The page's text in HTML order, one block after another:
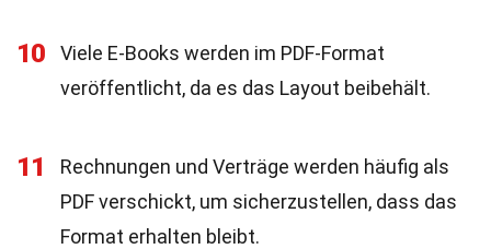
10
Viele E-Books werden im PDF-Format
veröffentlicht, da es das Layout beibehält.
11
Rechnungen und Verträge werden häufig als
PDF verschickt, um sicherzustellen, dass das
Format erhalten bleibt.